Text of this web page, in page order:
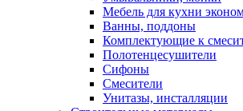
Мебель для кухни
Ванны, поддоны
Комплектующие к
Полотенцесушители
Сифоны
Смесители
Унитазы, инсталляции